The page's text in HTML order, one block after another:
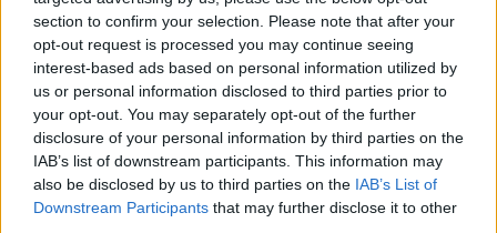
section to confirm your selection. Please note that after your
opt-out request is processed you may continue seeing
interest-based ads based on personal information utilized by
us or personal information disclosed to third parties prior to
your opt-out. You may separately opt-out of the further
disclosure of your personal information by third parties on the
IAB’s list of downstream participants. This information may
also be disclosed by us to third parties on the IAB’s List of
Downstream Participants that may further disclose it to other
T9 szótár alkalmazás független szótár
Office alkalmazások alap szolgáltatás
Iránytũ Nincs
Extrák Nincs
EGYÉB